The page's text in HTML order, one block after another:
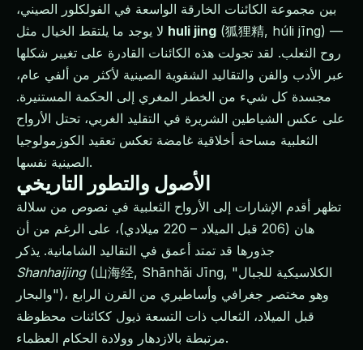
بين مجموعة الكائنات الخارقة الواسعة في الفولكلور الصيني،
huli jing (狐狸精, húli jīng) —
روح الثعلب. لقد تجولت هذه الكائنات القادرة على تغيير شكلها
عبر الأدب والفن والتقاليد الشفوية الصينية لأكثر من ألفي عام،
مجسدة كل شيء من الخطر المغري إلى الحكمة المستنيرة.
على عكس الشياطين الشريرة في التقليد الغربي، تحتل الأرواح
الثعلبية مساحة أخلاقية غامضة تعكس تعقيد الكوزمولوجيا
الصينية نفسها.
الأصول والتطور التاريخي
تظهر أقدم الإشارات إلى الأرواح الثعلبية في نصوص من سلالة
هان (206 قبل الميلاد – 220 ميلادي)، على الرغم من أن
جذورها قد تمتد أعمق في التقاليد الشامانية. يذكر
Shanhaijing(山海经, Shānhǎi Jīng, "الكلاسيكية للجبال
والبحار")، وهو مختصر جغرافي وأساطيري من القرن الرابع
قبل الميلاد، الثعالب ذات التسعة ذيول ككائنات محظوظة
مرتبطة بالازدهار وولادة الحكام العظماء.